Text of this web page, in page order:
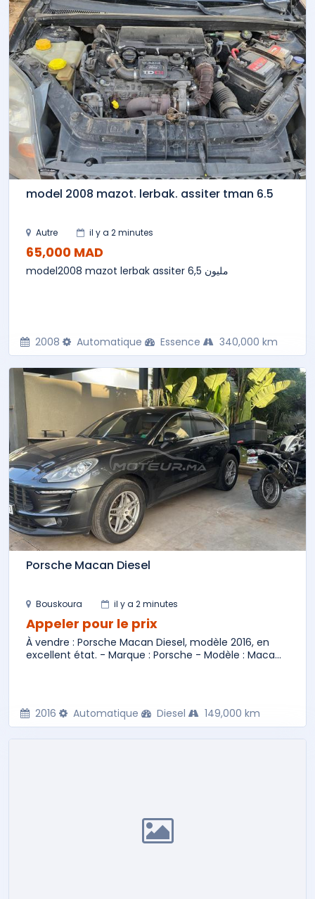
model 2008 mazot. lerbak. assiter tman 6.5
Autre il y a 2 minutes
65,000 MAD
model2008 mazot lerbak assiter 6,5 مليون
2008 Automatique Essence 340,000 km
Porsche Macan Diesel
Bouskoura il y a 2 minutes
Appeler pour le prix
À vendre : Porsche Macan Diesel, modèle 2016, en
excellent état. - Marque : Porsche - Modèle : Maca...
2016 Automatique Diesel 149,000 km